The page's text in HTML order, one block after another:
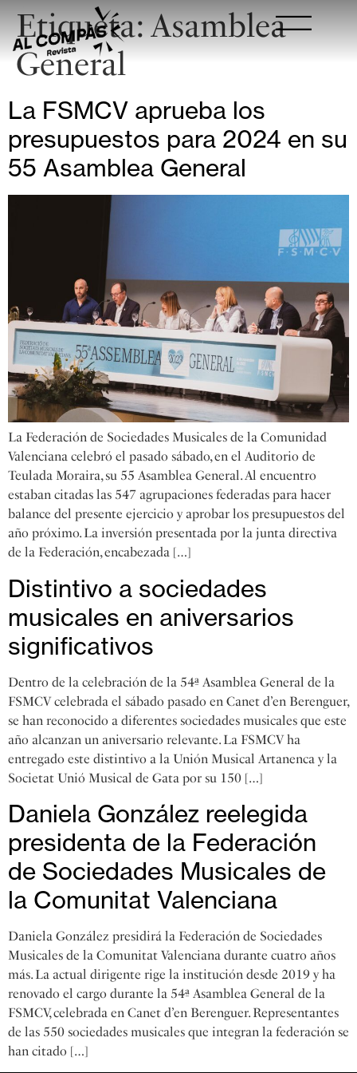
Etiqueta:Asamblea
General
La FSMCV aprueba los
presupuestos para 2024 en su
55 Asamblea General
La Federación de Sociedades Musicales de la Comunidad
Valenciana celebró el pasado sábado, en el Auditorio de
Teulada Moraira, su 55 Asamblea General. Al encuentro
estaban citadas las 547 agrupaciones federadas para hacer
balance del presente ejercicio y aprobar los presupuestos del
año próximo. La inversión presentada por la junta directiva
de la Federación, encabezada […]
Distintivo a sociedades
musicales en aniversarios
significativos
Dentro de la celebración de la 54ª Asamblea General de la
FSMCV celebrada el sábado pasado en Canet d’en Berenguer,
se han reconocido a diferentes sociedades musicales que este
año alcanzan un aniversario relevante. La FSMCV ha
entregado este distintivo a la Unión Musical Artanenca y la
Societat Unió Musical de Gata por su 150 […]
Daniela González reelegida
presidenta de la Federación
de Sociedades Musicales de
la Comunitat Valenciana
Daniela González presidirá la Federación de Sociedades
Musicales de la Comunitat Valenciana durante cuatro años
más. La actual dirigente rige la institución desde 2019 y ha
renovado el cargo durante la 54ª Asamblea General de la
FSMCV, celebrada en Canet d’en Berenguer. Representantes
de las 550 sociedades musicales que integran la federación se
han citado […]